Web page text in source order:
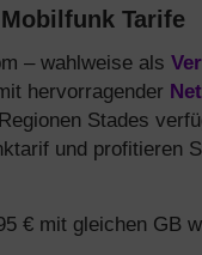
Tarife
– wahlweise als
hervorragender
Stades
und profitieren
€ mit gleichen GB